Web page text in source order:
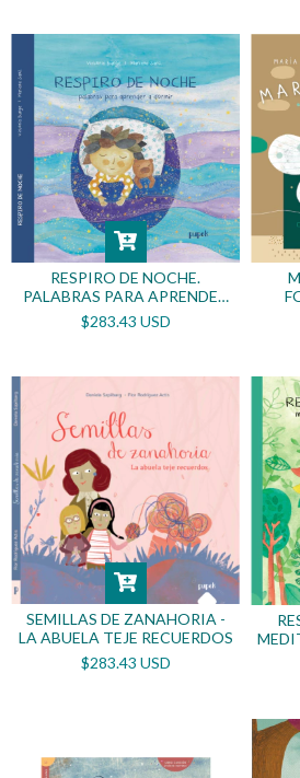
RESPIRO DE NOCHE.
PALABRAS PARA APRENDER
A DORMIR
$283.43 USD
SEMILLAS DE ZANAHORIA -
LA ABUELA TEJE RECUERDOS
$283.43 USD